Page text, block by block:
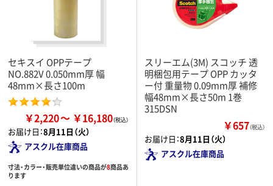
セキスイ OPPテープ
NO.882V 0.050mm厚 幅
48mm×長さ100m
￥2,220 ￥16,180
お届け日：8月11日（火）
アスクル在庫商品
寸法・カラー・販売単位違いの商品が8商品あ
ります
スリーエム(3M) スコッチ 透
明梱包用テープ OPP カッタ
ー付 重量物 0.09mm厚 補修
幅48mm×長さ50m 1巻
315DSN
￥657（税込）
お届け日：8月11日（火）
アスクル在庫商品